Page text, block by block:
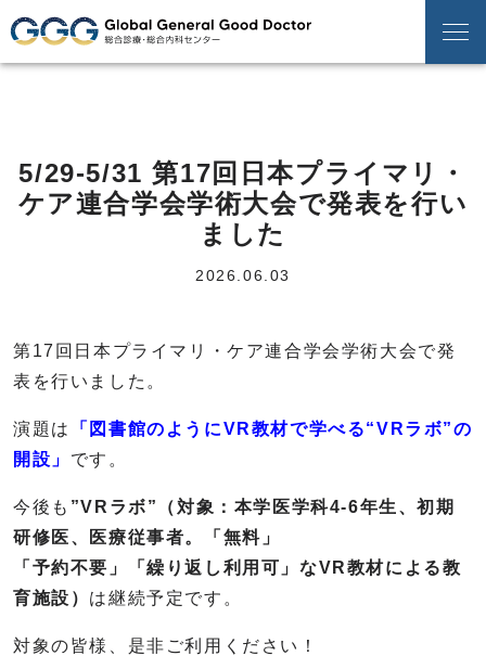
5/29-5/31 第17回日本プライマリ・
ケア連合学会学術大会で発表を行い
ました
2026.06.03
第17回日本プライマリ・ケア連合学会学術大会で発
表を行いました。
演題は
「図書館のようにVR教材で学べる“VRラボ”の
開設」 です。
今後も ”VRラボ”（対象：本学医学科4-6年生、初期
研修医、医療従事者。「無料」
「予約不要」「繰り返し利用可」なVR教材による教
育施設） は継続予定です。
対象の皆様、是非ご利用ください！